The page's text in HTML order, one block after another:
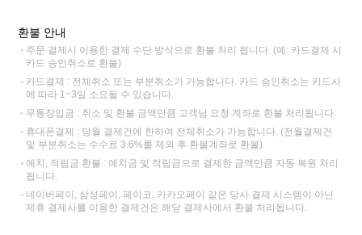
환불 안내
주문 결제시 이용한 결제 수단 방식으로 환불 처리 됩니다. (예: 카드결제 시
카드 승인취소로 환불)
카드결제 : 전체취소 또는 부분취소가 가능합니다. 카드 승인취소는 카드사
에 따라 1~3일 소요될 수 있습니다.
무통장입금 : 취소 및 환불 금액만큼 고객님 요청 계좌로 환불 처리됩니다.
휴대폰결제 : 당월 결제건에 한하여 전체취소가 가능합니다. (전월결제건
및 부분취소는 수수료 3.6%를 제외 후 환불계좌로 환불)
예치, 적립금 환불 : 예치금 및 적립금으로 결제한 금액만큼 자동 복원 처리
됩니다.
네이버페이, 삼성페이, 페이코, 카카오페이 같은 당사 결제 시스템이 아닌
제휴 결제사를 이용한 결제건은 해당 결제사에서 환불 처리됩니다.